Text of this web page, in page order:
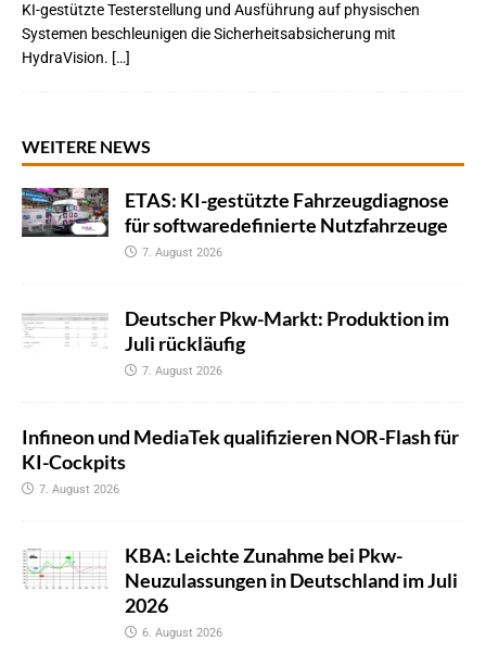
KI-gestützte Testerstellung und Ausführung auf physischen
Systemen beschleunigen die Sicherheitsabsicherung mit
HydraVision. […]
WEITERE NEWS
ETAS: KI-gestützte Fahrzeugdiagnose
für softwaredefinierte Nutzfahrzeuge
7. August 2026
Deutscher Pkw-Markt: Produktion im
Juli rückläufig
7. August 2026
Infineon und MediaTek qualifizieren NOR-Flash für
KI-Cockpits
7. August 2026
KBA: Leichte Zunahme bei Pkw-
Neuzulassungen in Deutschland im Juli
2026
6. August 2026